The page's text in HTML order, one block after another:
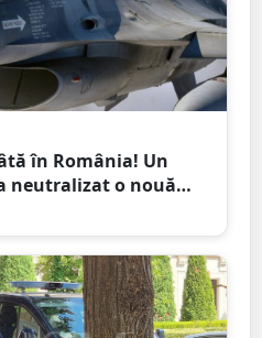
în România! Un
neutralizat o nouă
Deltei Dunării